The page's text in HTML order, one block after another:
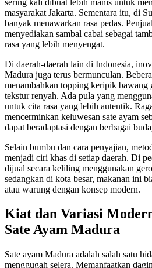
masyarakat Jakarta. Sementara itu, di
banyak menawarkan rasa pedas.
menyediakan sambal cabai sebagai
rasa yang lebih menyengat.
Di daerah-daerah lain di Indonesia,
Madura juga terus bermunculan.
menambahkan topping keripik bawang
tekstur renyah. Ada pula yang
untuk cita rasa yang lebih autentik.
mencerminkan keluwesan sate ayam
dapat beradaptasi dengan berbagai
Selain bumbu dan cara penyajian,
menjadi ciri khas di setiap daerah. Di
dijual secara keliling menggunakan
sedangkan di kota besar, makanan ini
atau warung dengan konsep modern.
Kiat dan Variasi
Sate Ayam Madura
Sate ayam Madura adalah salah satu
menggugah selera. Memanfaatkan